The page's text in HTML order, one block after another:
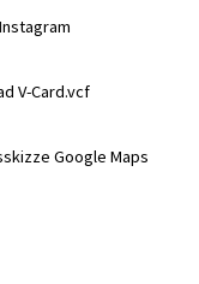
V-Card.vcf
Google Maps